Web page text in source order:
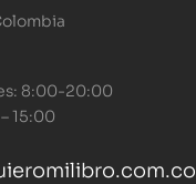
8:00-20:00
15:00